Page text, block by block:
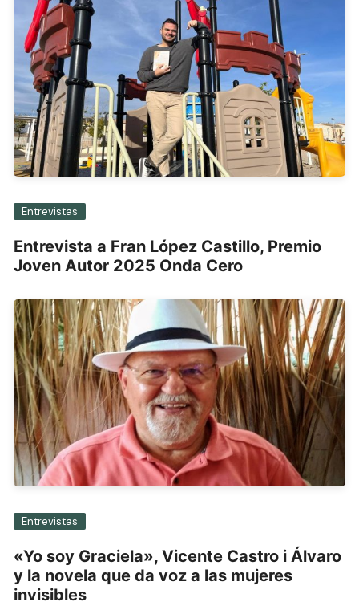
Entrevistas
Entrevista a Fran López Castillo, Premio
Joven Autor 2025 Onda Cero
Entrevistas
«Yo soy Graciela», Vicente Castro i Álvaro
y la novela que da voz a las mujeres
invisibles